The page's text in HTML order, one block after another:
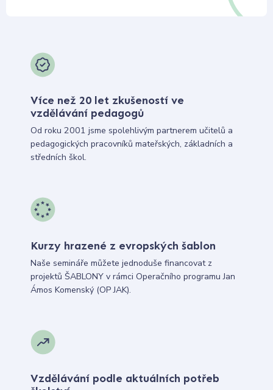
Více než 20 let zkušeností ve
vzdělávání pedagogů
Od roku 2001 jsme spolehlivým partnerem učitelů a
pedagogických pracovníků mateřských, základních a
středních škol.
Kurzy hrazené z evropských šablon
Naše semináře můžete jednoduše financovat z
projektů ŠABLONY v rámci Operačního programu Jan
Ámos Komenský (OP JAK).
Vzdělávání podle aktuálních potřeb